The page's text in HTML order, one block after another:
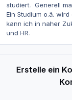
studiert. Generell
Ein Studium o.ä.
kann ich in naher
und HR.
Erstelle ein